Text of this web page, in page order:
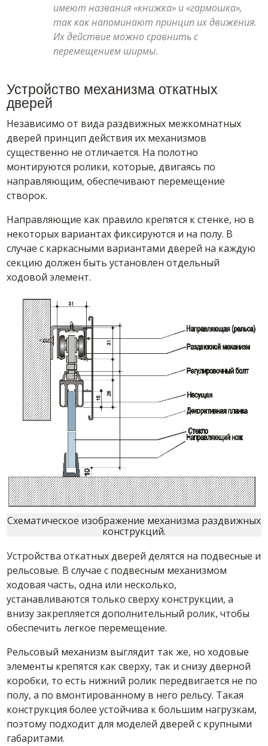
имеют названия «книжка» и «гармошка»,
так как напоминают принцип их движения.
Их действие можно сравнить с
перемещением ширмы.
Устройство механизма откатных
дверей
Независимо от вида раздвижных межкомнатных
дверей принцип действия их механизмов
существенно не отличается. На полотно
монтируются ролики, которые, двигаясь по
направляющим, обеспечивают перемещение
створок.
Направляющие как правило крепятся к стенке, но в
некоторых вариантах фиксируются и на полу. В
случае с каркасными вариантами дверей на каждую
секцию должен быть установлен отдельный
ходовой элемент.
Схематическое изображение механизма раздвижных
конструкций.
Устройства откатных дверей делятся на подвесные и
рельсовые. В случае с подвесным механизмом
ходовая часть, одна или несколько,
устанавливаются только сверху конструкции, а
внизу закрепляется дополнительный ролик, чтобы
обеспечить легкое перемещение.
Рельсовый механизм выглядит так же, но ходовые
элементы крепятся как сверху, так и снизу дверной
коробки, то есть нижний ролик передвигается не по
полу, а по вмонтированному в него рельсу. Такая
конструкция более устойчива к большим нагрузкам,
поэтому подходит для моделей дверей с крупными
габаритами.